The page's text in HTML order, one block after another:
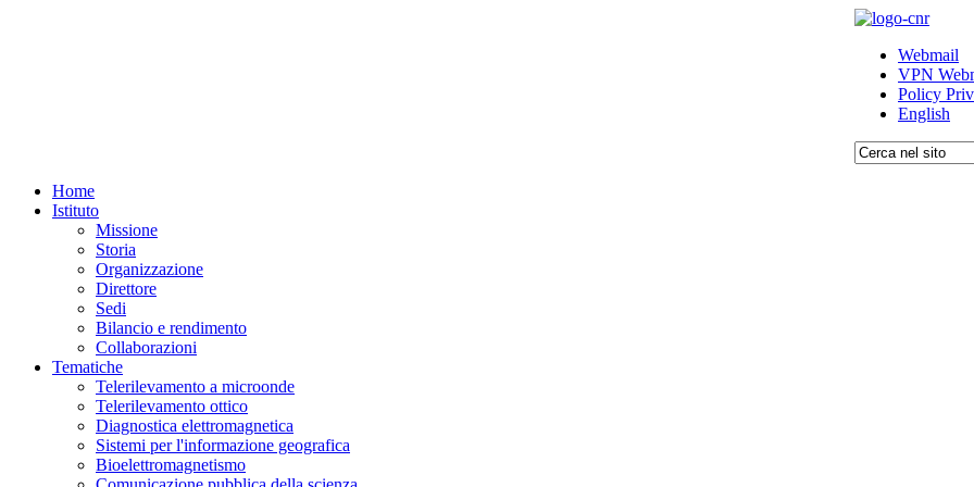
Webmail
VPN
Policy
English
Home
Istituto
Missione
Storia
Organizzazione
Direttore
Sedi
Bilancio e rendimento
Collaborazioni
Tematiche
Telerilevamento a microonde
Telerilevamento ottico
Diagnostica elettromagnetica
Sistemi per l'informazione geografica
Bioelettromagnetismo